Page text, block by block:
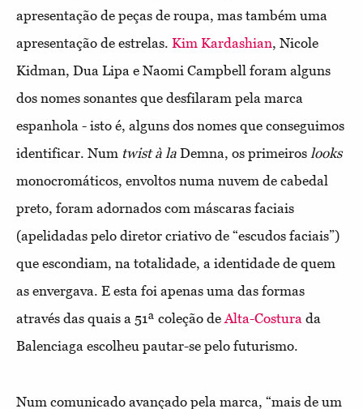
apresentação de peças de roupa, mas também uma
apresentação de estrelas. Kim Kardashian, Nicole
Kidman, Dua Lipa e Naomi Campbell foram alguns
dos nomes sonantes que desfilaram pela marca
espanhola - isto é, alguns dos nomes que conseguimos
identificar. Num twist à la Demna, os primeiros looks
monocromáticos, envoltos numa nuvem de cabedal
preto, foram adornados com máscaras faciais
(apelidadas pelo diretor criativo de “escudos faciais”)
que escondiam, na totalidade, a identidade de quem
as envergava. E esta foi apenas uma das formas
através das quais a 51ª coleção deAlta-Costura da
Balenciaga escolheu pautar-se pelo futurismo.
Num comunicado avançado pela marca, “mais de um